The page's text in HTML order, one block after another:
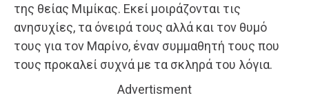
της θείας Μιμίκας. Εκεί μοιράζονται τις
ανησυχίες, τα όνειρά τους αλλά και τον θυμό
τους για τον Μαρίνο, έναν συμμαθητή τους που
τους προκαλεί συχνά με τα σκληρά του λόγια.
Advertisment